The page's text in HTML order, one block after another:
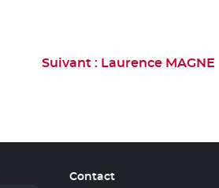
Suivant : Laurence MAGNE
Contact